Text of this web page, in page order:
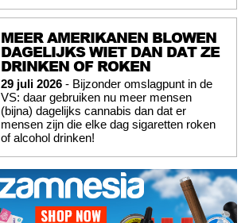
MEER AMERIKANEN BLOWEN
DAGELIJKS WIET DAN DAT ZE
DRINKEN OF ROKEN
29 juli 2026 - Bijzonder omslagpunt in de
VS: daar gebruiken nu meer mensen
(bijna) dagelijks cannabis dan dat er
mensen zijn die elke dag sigaretten roken
of alcohol drinken!